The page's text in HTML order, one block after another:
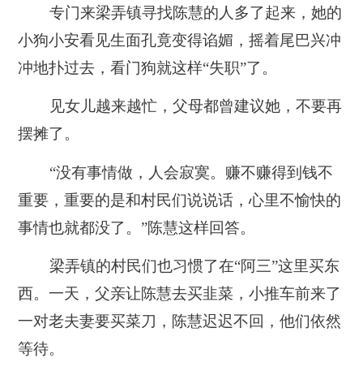
专门来梁弄镇寻找陈慧的人多了起来，她的
小狗小安看见生面孔竟变得谄媚，摇着尾巴兴冲
冲地扑过去，看门狗就这样“失职”了。
见女儿越来越忙，父母都曾建议她，不要再
摆摊了。
“没有事情做，人会寂寞。赚不赚得到钱不
重要，重要的是和村民们说说话，心里不愉快的
事情也就都没了。”陈慧这样回答。
梁弄镇的村民们也习惯了在“阿三”这里买东
西。一天，父亲让陈慧去买韭菜，小推车前来了
一对老夫妻要买菜刀，陈慧迟迟不回，他们依然
等待。